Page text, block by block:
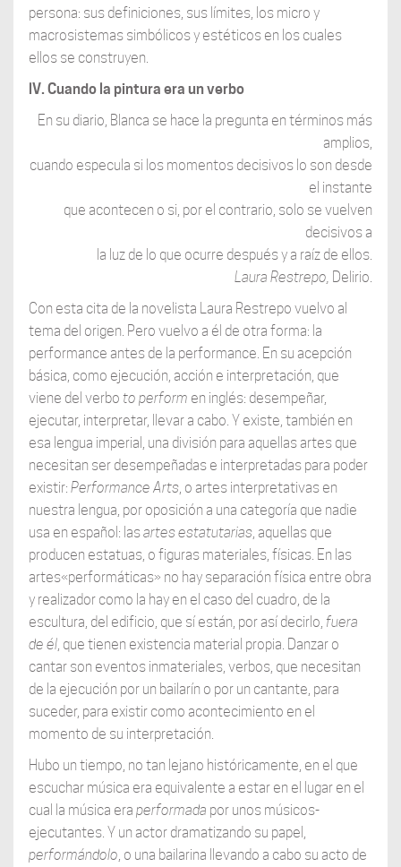
persona: sus definiciones, sus límites, los micro y
macrosistemas simbólicos y estéticos en los cuales
ellos se construyen.
lV. Cuando la pintura era un verbo
En su diario, Blanca se hace la pregunta en términos más
amplios,
cuando especula si los momentos decisivos lo son desde
el instante
que acontecen o si, por el contrario, solo se vuelven
decisivos a
la luz de lo que ocurre después y a raíz de ellos.
Laura Restrepo, Delirio.
Con esta cita de la novelista Laura Restrepo vuelvo al
tema del origen. Pero vuelvo a él de otra forma: la
performance antes de la performance. En su acepción
básica, como ejecución, acción e interpretación, que
viene del verbo to perform en inglés: desempeñar,
ejecutar, interpretar, llevar a cabo. Y existe, también en
esa lengua imperial, una división para aquellas artes que
necesitan ser desempeñadas e interpretadas para poder
existir: Performance Arts, o artes interpretativas en
nuestra lengua, por oposición a una categoría que nadie
usa en español: lasartes estatutarias, aquellas que
producen estatuas, o figuras materiales, físicas. En las
artes«performáticas» no hay separación física entre obra
y realizador como la hay en el caso del cuadro, de la
escultura, del edificio, que sí están, por así decirlo, fuera
de él, que tienen existencia material propia. Danzar o
cantar son eventos inmateriales, verbos, que necesitan
de la ejecución por un bailarín o por un cantante, para
suceder, para existir como acontecimiento en el
momento de su interpretación.
Hubo un tiempo, no tan lejano históricamente, en el que
escuchar música era equivalente a estar en el lugar en el
cual la música era performada por unos músicos-
ejecutantes. Y un actor dramatizando su papel,
performándolo , o una bailarina llevando a cabo su acto de